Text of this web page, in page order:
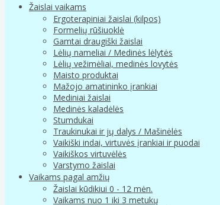
Žaislai vaikams
Ergoterapiniai žaislai (kilpos)
Formelių rūšiuoklė
Gamtai draugiški žaislai
Lėlių nameliai / Medinės lėlytės
Lėlių vežimėliai, medinės lovytės
Maisto produktai
Mažojo amatininko įrankiai
Mediniai žaislai
Medinės kaladėlės
Stumdukai
Traukinukai ir jų dalys / Mašinėlės
Vaikiški indai, virtuvės įrankiai ir puodai
Vaikiškos virtuvėlės
Varstymo žaislai
Vaikams pagal amžių
Žaislai kūdikiui 0 - 12 mėn.
Vaikams nuo 1 iki 3 metukų